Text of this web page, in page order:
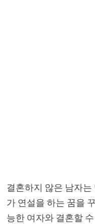
결혼하지 않은 남자
가 연설을 하는 꿈을
능한 여자와 결혼할